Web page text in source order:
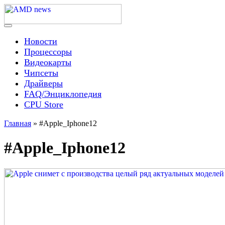
Skip
content
AMD news
Menu
Новости
Процессоры
Видеокарты
Чипсеты
Драйверы
FAQ/Энциклопедия
CPU Store
Главная » #Apple_Iphone12
#Apple_Iphone12